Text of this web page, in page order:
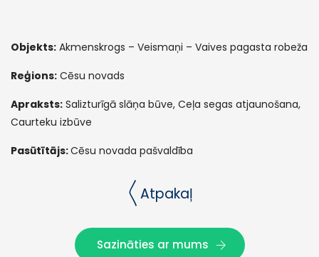
Objekts: Akmenskrogs – Veismaņi – Vaives pagasta robeža
Reģions: Cēsu novads
Apraksts: Salizturīgā slāņa būve, Ceļa segas atjaunošana,
Caurteku izbūve
Pasūtītājs:Cēsu novada pašvaldība
〱Atpakaļ
Sazināties ar mums